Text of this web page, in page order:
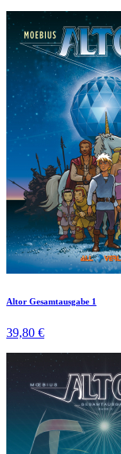
Altor Gesamtausgabe 1
39,80 €